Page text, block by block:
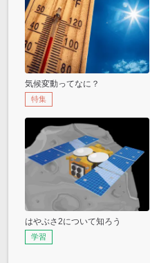
気候変動ってなに？
特集
はやぶさ2について知ろう
学習